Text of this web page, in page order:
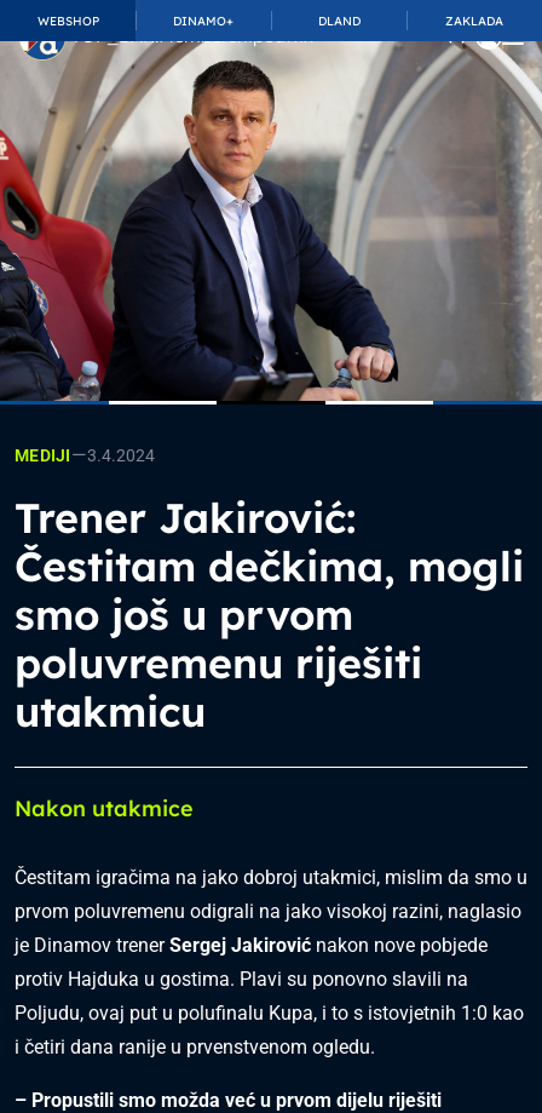
WEBSHOP DINAMO+ DLAND ZAKLADA
TOP_BAR.MembershipSuffix
MEDIJI—3.4.2024
Trener Jakirović:
Čestitam dečkima, mogli
smo još u prvom
poluvremenu riješiti
utakmicu
Nakon utakmice
Čestitam igračima na jako dobroj utakmici, mislim da smo u
prvom poluvremenu odigrali na jako visokoj razini, naglasio
je Dinamov trenerSergej Jakirović nakon nove pobjede
protiv Hajduka u gostima. Plavi su ponovno slavili na
Poljudu, ovaj put u polufinalu Kupa, i to s istovjetnih 1:0 kao
i četiri dana ranije u prvenstvenom ogledu.
– Propustili smo možda već u prvom dijelu riješiti